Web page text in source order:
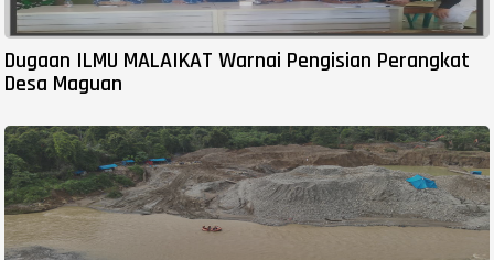
Dugaan ILMU MALAIKAT Warnai Pengisian Perangkat
Desa Maguan